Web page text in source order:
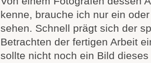
kenne, brauche ich nur ein
sehen. Schnell prägt sich der
Betrachten der fertigen Arbeit
sollte nicht noch ein Bild